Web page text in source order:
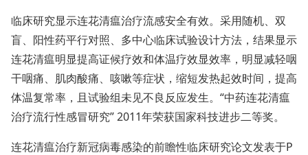
临床研究显示连花清瘟治疗流感安全有效。采用随机、双
盲、阳性药平行对照、多中心临床试验设计方法，结果显示
连花清瘟明显提高证候疗效和体温疗效显效率，明显减轻咽
干咽痛、肌肉酸痛、咳嗽等症状，缩短发热起效时间，提高
体温复常率，且试验组未见不良反应发生。“中药连花清瘟
治疗流行性感冒研究” 2011年荣获国家科技进步二等奖。
连花清瘟治疗新冠病毒感染的前瞻性临床研究论文发表于P